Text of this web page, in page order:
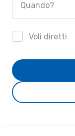
Quando?
Voli diretti